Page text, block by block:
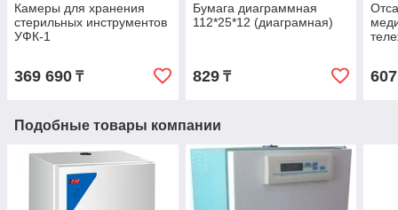
Камеры для хранения
стерильных инструментов
УФК-1
369 690 ₸
Бумага диаграммная
112*25*12 (диаграмная)
829₸
Подобные товары компании